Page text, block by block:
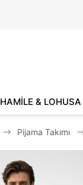
HAMİLE & LOHUSA
Pijama Takımı